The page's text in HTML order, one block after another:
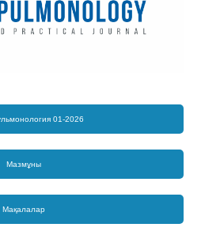
01-2026
Мазмұны
Мақалалар